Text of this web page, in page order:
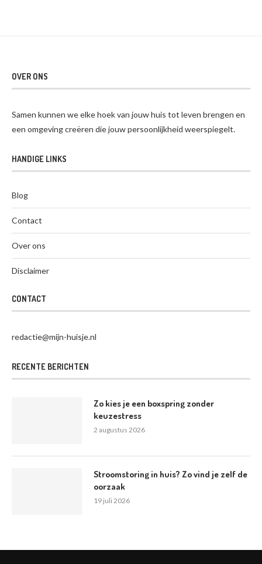
OVER ONS
Samen kunnen we elke hoek van jouw huis tot leven brengen en
een omgeving creëren die jouw persoonlijkheid weerspiegelt.
HANDIGE LINKS
Blog
Contact
Over ons
Disclaimer
CONTACT
redactie@mijn-huisje.nl
RECENTE BERICHTEN
Zo kies je een boxspring zonder
keuzestress
2 augustus 2026
Stroomstoring in huis? Zo vind je zelf de
oorzaak
19 juli 2026